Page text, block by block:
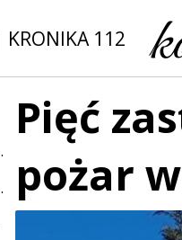
KRONIKA 112
Pięć
pożar